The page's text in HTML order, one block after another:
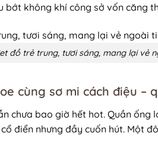
bớt không khí công sở vốn căng
đồ trẻ trung, tươi sáng, mang lại vẻ
cùng sơ mi cách điệu –
chưa bao giờ hết hot. Quần
điển nhưng đầy cuốn hút. Một